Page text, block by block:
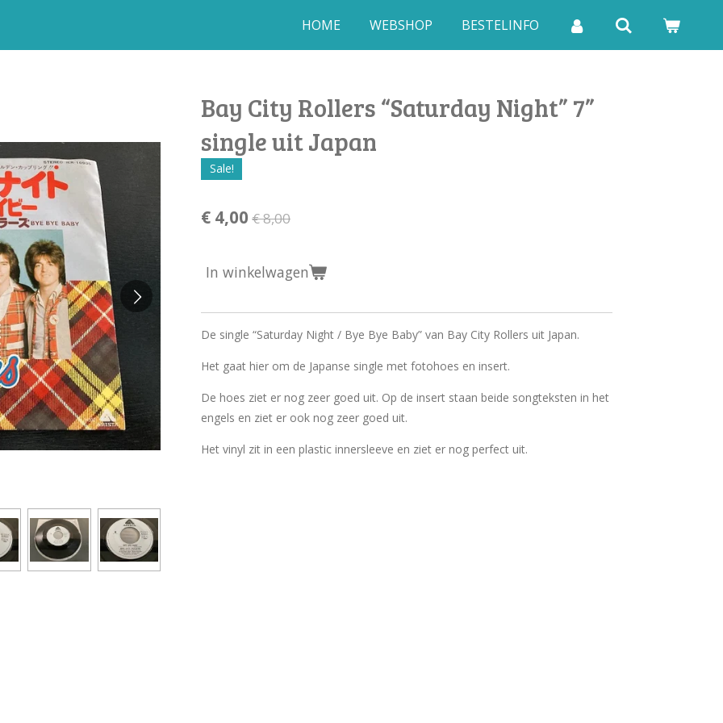
HOME WEBSHOP BESTELINFO
Bay City Rollers “Saturday Night” 7”
single uit Japan
Sale!
€ 4,00 € 8,00
In winkelwagen
De single “Saturday Night / Bye Bye Baby” van Bay City Rollers uit Japan.
Het gaat hier om de Japanse single met fotohoes en insert.
De hoes ziet er nog zeer goed uit. Op de insert staan beide songteksten in het
engels en ziet er ook nog zeer goed uit.
Het vinyl zit in een plastic innersleeve en ziet er nog perfect uit.